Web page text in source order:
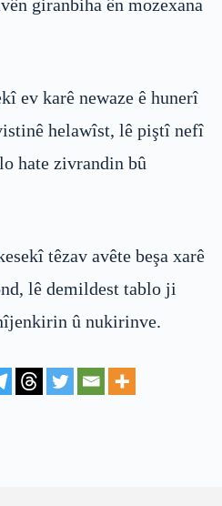
giranbiha ên mozexana
ev karê newaze ê hunerî
helawîst, lê piştî nefî
hate zivrandin bû
têzav avête beşa xarê
lê demildest tablo ji
û nukirinve.